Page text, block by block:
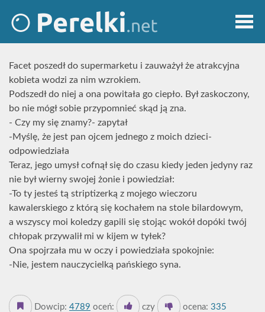
Facet poszedł do supermarketu i zauważył że atrakcyjna
kobieta wodzi za nim wzrokiem.
Podszedł do niej a ona powitała go ciepło. Był zaskoczony,
bo nie mógł sobie przypomnieć skąd ją zna.
- Czy my się znamy?- zapytał
-Myślę, że jest pan ojcem jednego z moich dzieci-
odpowiedziała
Teraz, jego umysł cofnął się do czasu kiedy jeden jedyny raz
nie był wierny swojej żonie i powiedział:
-To ty jesteś tą striptizerką z mojego wieczoru
kawalerskiego z którą się kochałem na stole bilardowym,
a wszyscy moi koledzy gapili się stojąc wokół dopóki twój
chłopak przywalił mi w kijem w tyłek?
Ona spojrzała mu w oczy i powiedziała spokojnie:
-Nie, jestem nauczycielką pańskiego syna.
Dowcip: 4789 oceń: czy ocena: 335